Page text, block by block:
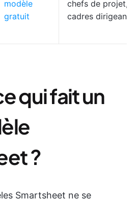
modèle
gratuit
chefs de projet,
cadres dirigeants
qui fait un
?
Smartsheet ne se